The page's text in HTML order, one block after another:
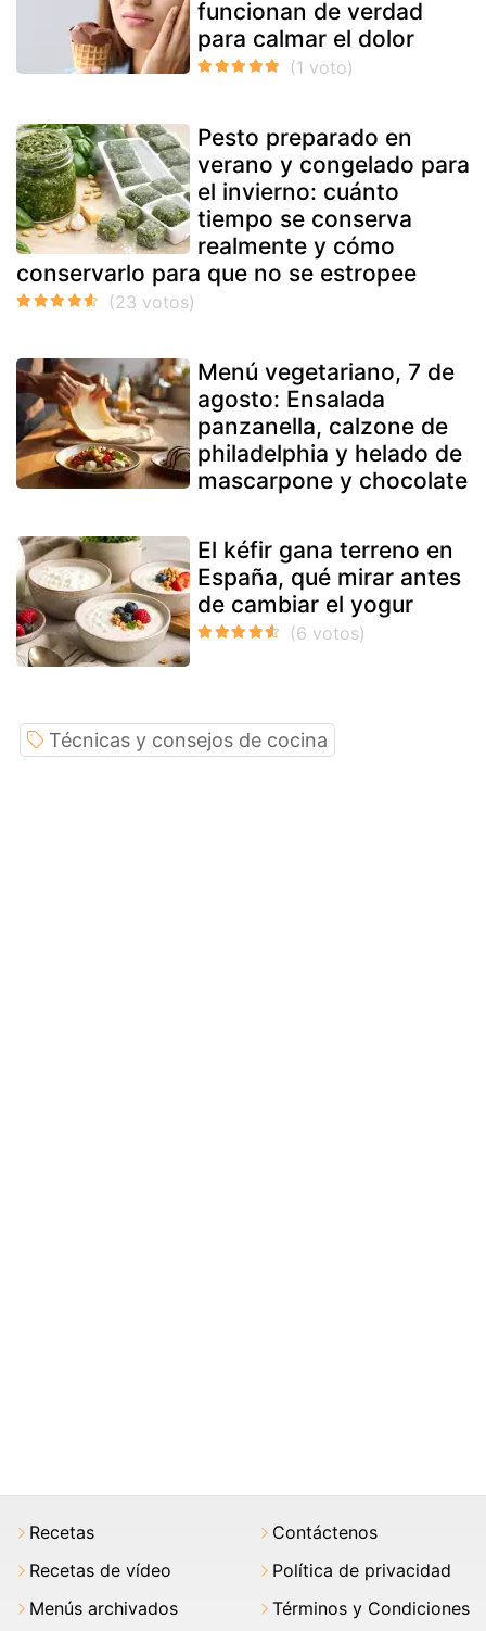
funcionan de verdad
para calmar el dolor
Pesto preparado en
verano y congelado para
el invierno: cuánto
tiempo se conserva
realmente y cómo
conservarlo para que no se estropee
Menú vegetariano, 7 de
agosto: Ensalada
panzanella, calzone de
philadelphia y helado de
mascarpone y chocolate
El kéfir gana terreno en
España, qué mirar antes
de cambiar el yogur
Técnicas y consejos de cocina
Recetas
Recetas de vídeo
Menús archivados
Contáctenos
Política de privacidad
Términos y Condiciones